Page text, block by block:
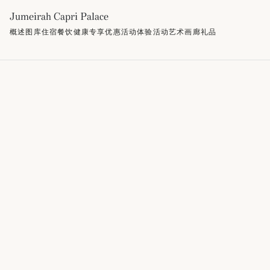
Jumeirah Capri Palace
概述图库住宿餐饮健康专享优惠活动体验活动艺术画廊礼品